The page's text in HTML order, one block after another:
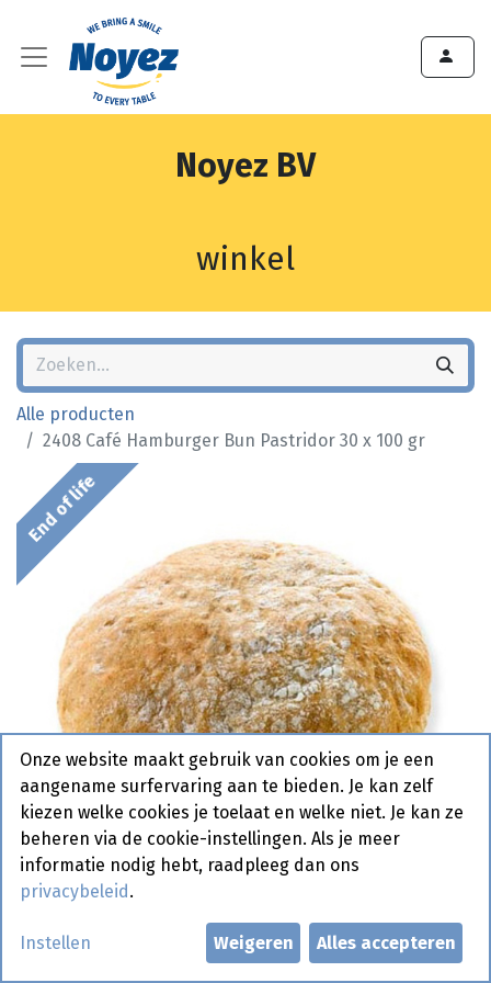
Noyez BV
winkel
Alle producten
2408 Café Hamburger Bun Pastridor 30 x 100 gr
End of life
2408 Café Hamburger Bun
Onze website maakt gebruik van cookies om je een
aangename surfervaring aan te bieden. Je kan zelf
kiezen welke cookies je toelaat en welke niet. Je kan ze
beheren via de cookie-instellingen. Als je meer
informatie nodig hebt, raadpleeg dan ons
privacybeleid .
Instellen Weigeren Alles accepteren